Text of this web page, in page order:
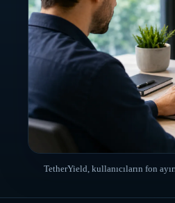
TetherYield, kullanıcıların fon